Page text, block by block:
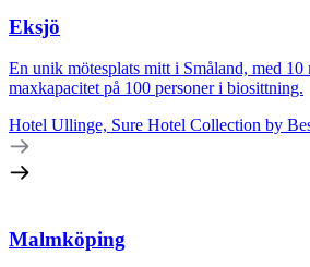
Eksjö
En unik mötesplats mitt i Småland, med 10
maxkapacitet på 100 personer i biosittning.
Hotel Ullinge, Sure Hotel Collection by
Malmköping